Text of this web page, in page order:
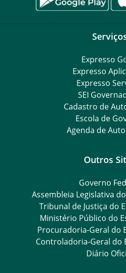
Expresso
Expresso
Expresso
SEI
Cadastro de
Escola de
Agenda de
Outros
Governo
Assembleia Legislativa
Tribunal de Justiça do
Ministério Público do
Procuradoria-Geral do
Controladoria-Geral do
Diário